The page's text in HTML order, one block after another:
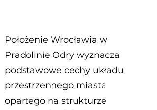
Położenie Wrocławia w
Pradolinie Odry wyznacza
podstawowe cechy układu
przestrzennego miasta
opartego na strukturze